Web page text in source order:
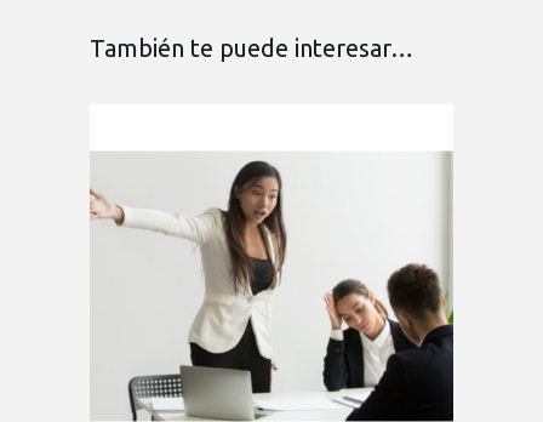
También te puede interesar…